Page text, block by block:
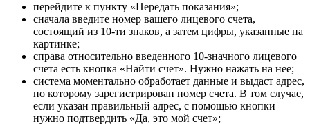
перейдите к пункту «Передать показания»;
сначала введите номер вашего лицевого счета,
состоящий из 10-ти знаков, а затем цифры, указанные на
картинке;
справа относительно введенного 10-значного лицевого
счета есть кнопка «Найти счет». Нужно нажать на нее;
система моментально обработает данные и выдаст адрес,
по которому зарегистрирован номер счета. В том случае,
если указан правильный адрес, с помощью кнопки
нужно подтвердить «Да, это мой счет»;